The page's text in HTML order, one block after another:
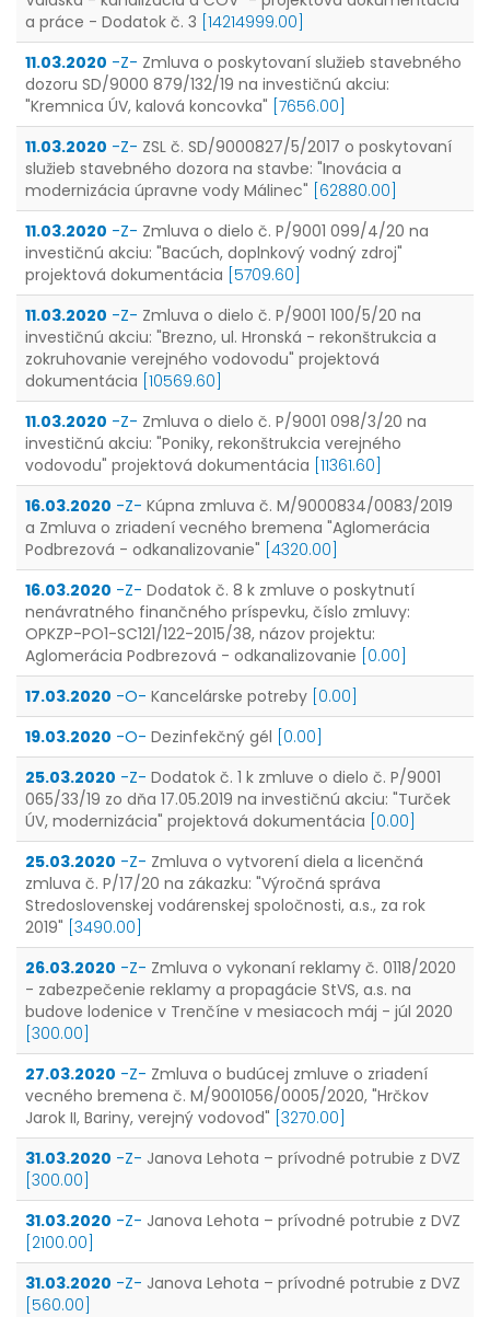
a práce - Dodatok č. 3 [14214999.00]
11.03.2020 -Z- Zmluva o poskytovaní služieb stavebného
dozoru SD/9000 879/132/19 na investičnú akciu:
"Kremnica ÚV, kalová koncovka" [7656.00]
11.03.2020 -Z- ZSL č. SD/9000827/5/2017 o poskytovaní
služieb stavebného dozora na stavbe: "Inovácia a
modernizácia úpravne vody Málinec" [62880.00]
11.03.2020 -Z- Zmluva o dielo č. P/9001 099/4/20 na
investičnú akciu: "Bacúch, doplnkový vodný zdroj"
projektová dokumentácia [5709.60]
11.03.2020 -Z- Zmluva o dielo č. P/9001 100/5/20 na
investičnú akciu: "Brezno, ul. Hronská - rekonštrukcia a
zokruhovanie verejného vodovodu" projektová
dokumentácia [10569.60]
11.03.2020 -Z- Zmluva o dielo č. P/9001 098/3/20 na
investičnú akciu: "Poniky, rekonštrukcia verejného
vodovodu" projektová dokumentácia [11361.60]
16.03.2020 -Z- Kúpna zmluva č. M/9000834/0083/2019
a Zmluva o zriadení vecného bremena "Aglomerácia
Podbrezová - odkanalizovanie" [4320.00]
16.03.2020 -Z- Dodatok č. 8 k zmluve o poskytnutí
nenávratného finančného príspevku, číslo zmluvy:
OPKZP-PO1-SC121/122-2015/38, názov projektu:
Aglomerácia Podbrezová - odkanalizovanie [0.00]
17.03.2020 -O- Kancelárske potreby [0.00]
19.03.2020 -O- Dezinfekčný gél [0.00]
25.03.2020 -Z- Dodatok č. 1 k zmluve o dielo č. P/9001
065/33/19 zo dňa 17.05.2019 na investičnú akciu: "Turček
ÚV, modernizácia" projektová dokumentácia [0.00]
25.03.2020 -Z- Zmluva o vytvorení diela a licenčná
zmluva č. P/17/20 na zákazku: "Výročná správa
Stredoslovenskej vodárenskej spoločnosti, a.s., za rok
2019" [3490.00]
26.03.2020 -Z- Zmluva o vykonaní reklamy č. 0118/2020
- zabezpečenie reklamy a propagácie StVS, a.s. na
budove lodenice v Trenčíne v mesiacoch máj - júl 2020
[300.00]
27.03.2020 -Z- Zmluva o budúcej zmluve o zriadení
vecného bremena č. M/9001056/0005/2020, "Hrčkov
Jarok II, Bariny, verejný vodovod" [3270.00]
31.03.2020 -Z- Janova Lehota – prívodné potrubie z DVZ
[300.00]
31.03.2020 -Z- Janova Lehota – prívodné potrubie z DVZ
[2100.00]
31.03.2020 -Z- Janova Lehota – prívodné potrubie z DVZ
[560.00]